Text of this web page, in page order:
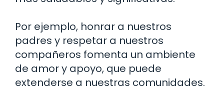
Por ejemplo, honrar a nuestros
padres y respetar a nuestros
compañeros fomenta un ambiente
de amor y apoyo, que puede
extenderse a nuestras comunidades.